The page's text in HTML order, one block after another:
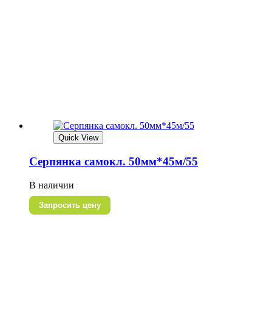
Quick View
Серпянка самокл. 50мм*45м/55
В наличии
Запросить цену